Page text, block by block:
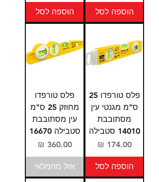
הוספה לסל הוספה לסל
פלס טורפדו 25
ס"מ מגנטי עין
מסתובבת
14010 סטבילה
מחיר‏174.00 ‏₪
הוספה לסל
פלס טורפדו
מחוזק 25 ס"מ
עין מסתובבת
סטבילה 16670
מחיר‏360.00 ‏₪
אזל מהמלאי